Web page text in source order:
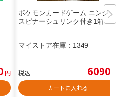
円
ポケモンカードゲーム ニンジャ
スピナーシュリンク付き1箱
マイストア在庫： 1349
税込 6090
カートに入れる